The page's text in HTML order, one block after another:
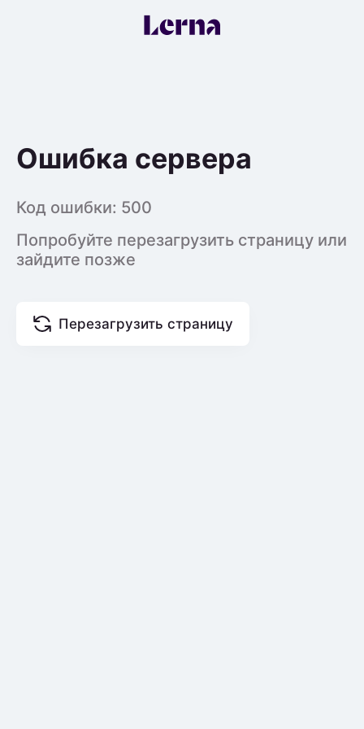
Ошибка сервера
Код ошибки: 500
Попробуйте перезагрузить страницу или
зайдите позже
Перезагрузить страницу